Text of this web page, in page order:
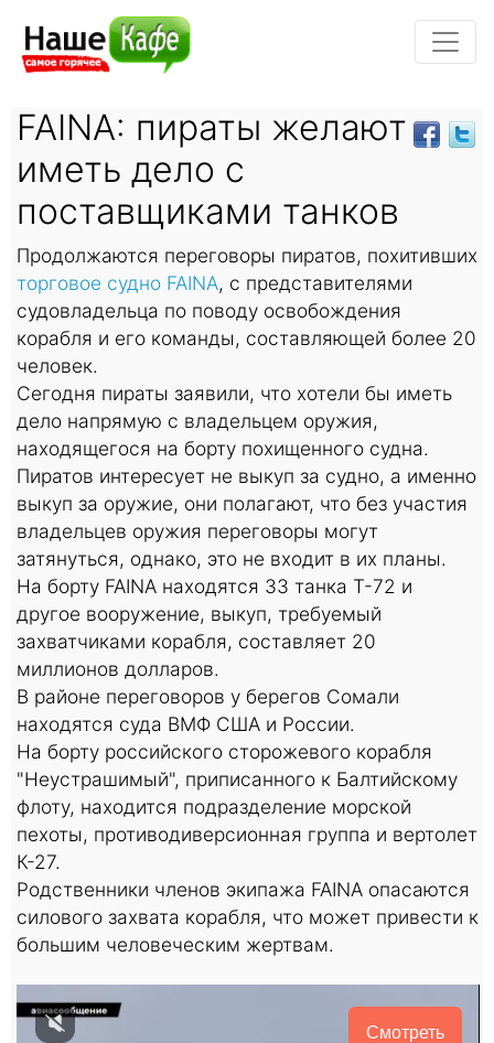
FAINA: пираты желают
иметь дело с
поставщиками танков
Продолжаются переговоры пиратов, похитивших
торговое судно FAINA, с представителями
судовладельца по поводу освобождения
корабля и его команды, составляющей более 20
человек.
Сегодня пираты заявили, что хотели бы иметь
дело напрямую с владельцем оружия,
находящегося на борту похищенного судна.
Пиратов интересует не выкуп за судно, а именно
выкуп за оружие, они полагают, что без участия
владельцев оружия переговоры могут
затянуться, однако, это не входит в их планы.
На борту FAINA находятся 33 танка Т-72 и
другое вооружение, выкуп, требуемый
захватчиками корабля, составляет 20
миллионов долларов.
В районе переговоров у берегов Сомали
находятся суда ВМФ США и России.
На борту российского сторожевого корабля
"Неустрашимый", приписанного к Балтийскому
флоту, находится подразделение морской
пехоты, противодиверсионная группа и вертолет
К-27.
Родственники членов экипажа FAINA опасаются
силового захвата корабля, что может привести к
большим человеческим жертвам.
Смотреть